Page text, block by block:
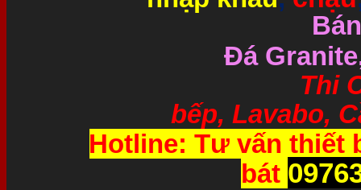
Đá
Thi Công và
bếp, Lavabo,
Hotline: Tư vấn thiết
bát